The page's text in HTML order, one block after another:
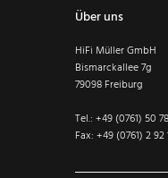
Über uns
HiFi Müller GmbH
Bismarckallee 7g
79098 Freiburg
Tel.: +49 (0761) 50
Fax: +49 (0761) 2 92